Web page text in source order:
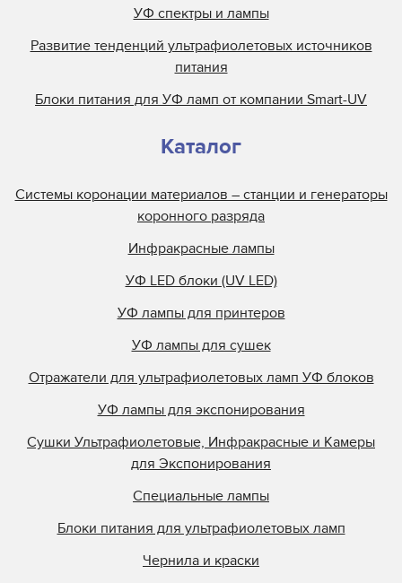
УФ спектры и лампы
Развитие тенденций ультрафиолетовых источников
питания
Блоки питания для УФ ламп от компании Smart-UV
Каталог
Системы коронации материалов – станции и генераторы
коронного разряда
Инфракрасные лампы
УФ LED блоки (UV LED)
УФ лампы для принтеров
УФ лампы для сушек
Отражатели для ультрафиолетовых ламп УФ блоков
УФ лампы для экспонирования
Сушки Ультрафиолетовые, Инфракрасные и Камеры
для Экспонирования
Специальные лампы
Блоки питания для ультрафиолетовых ламп
Чернила и краски